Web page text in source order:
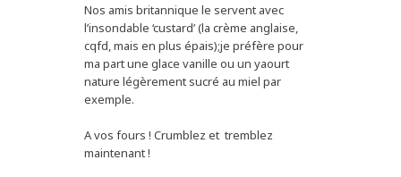
Nos amis britannique le servent avec
l’insondable ‘custard’ (la crème anglaise,
cqfd, mais en plus épais);je préfère pour
ma part une glace vanille ou un yaourt
nature légèrement sucré au miel par
exemple.
A vos fours ! Crumblez et tremblez
maintenant !